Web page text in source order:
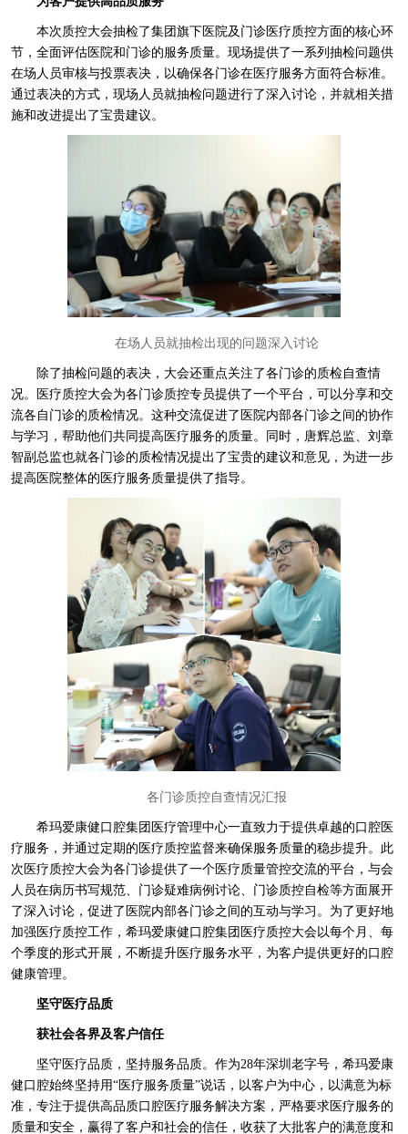
本次质控大会抽检了集团旗下医院及门诊医疗质控方面的核心环
节，全面评估医院和门诊的服务质量。现场提供了一系列抽检问题供
在场人员审核与投票表决，以确保各门诊在医疗服务方面符合标准。
通过表决的方式，现场人员就抽检问题进行了深入讨论，并就相关措
施和改进提出了宝贵建议。
在场人员就抽检出现的问题深入讨论
除了抽检问题的表决，大会还重点关注了各门诊的质检自查情
况。医疗质控大会为各门诊质控专员提供了一个平台，可以分享和交
流各自门诊的质检情况。这种交流促进了医院内部各门诊之间的协作
与学习，帮助他们共同提高医疗服务的质量。同时，唐辉总监、刘章
智副总监也就各门诊的质检情况提出了宝贵的建议和意见，为进一步
提高医院整体的医疗服务质量提供了指导。
各门诊质控自查情况汇报
希玛爱康健口腔集团医疗管理中心一直致力于提供卓越的口腔医
疗服务，并通过定期的医疗质控监督来确保服务质量的稳步提升。此
次医疗质控大会为各门诊提供了一个医疗质量管控交流的平台，与会
人员在病历书写规范、门诊疑难病例讨论、门诊质控自检等方面展开
了深入讨论，促进了医院内部各门诊之间的互动与学习。为了更好地
加强医疗质控工作，希玛爱康健口腔集团医疗质控大会以每个月、每
个季度的形式开展，不断提升医疗服务水平，为客户提供更好的口腔
健康管理。
坚守医疗品质
获社会各界及客户信任
坚守医疗品质，坚持服务品质。作为28年深圳老字号，希玛爱康
健口腔始终坚持用“医疗服务质量”说话，以客户为中心，以满意为标
准，专注于提供高品质口腔医疗服务解决方案，严格要求医疗服务的
质量和安全，赢得了客户和社会的信任，收获了大批客户的满意度和